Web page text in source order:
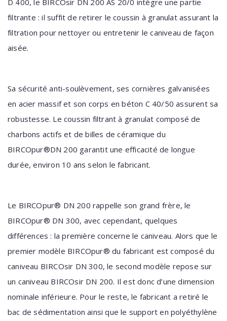
D 400, le BIRCOsir DN 200 AS 20/0 intègre une partie
filtrante : il suffit de retirer le coussin à granulat assurant la
filtration pour nettoyer ou entretenir le caniveau de façon
aisée.
Sa sécurité anti-soulèvement, ses cornières galvanisées
en acier massif et son corps en béton C 40/50 assurent sa
robustesse. Le coussin filtrant à granulat composé de
charbons actifs et de billes de céramique du
BIRCOpur®DN 200 garantit une efficacité de longue
durée, environ 10 ans selon le fabricant.
Le BIRCOpur® DN 200 rappelle son grand frère, le
BIRCOpur® DN 300, avec cependant, quelques
différences : la première concerne le caniveau. Alors que le
premier modèle BIRCOpur® du fabricant est composé du
caniveau BIRCOsir DN 300, le second modèle repose sur
un caniveau BIRCOsir DN 200. Il est donc d’une dimension
nominale inférieure. Pour le reste, le fabricant a retiré le
bac de sédimentation ainsi que le support en polyéthylène